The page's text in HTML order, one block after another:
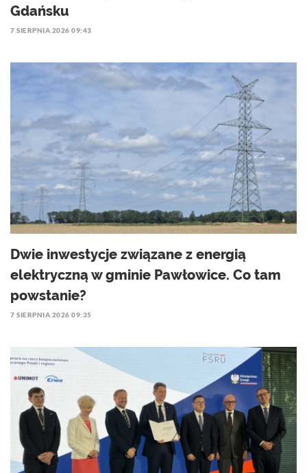
Gdańsku
7 SIERPNIA 2026 09:43
Dwie inwestycje związane z energią
elektryczną w gminie Pawłowice. Co tam
powstanie?
7 SIERPNIA 2026 09:35